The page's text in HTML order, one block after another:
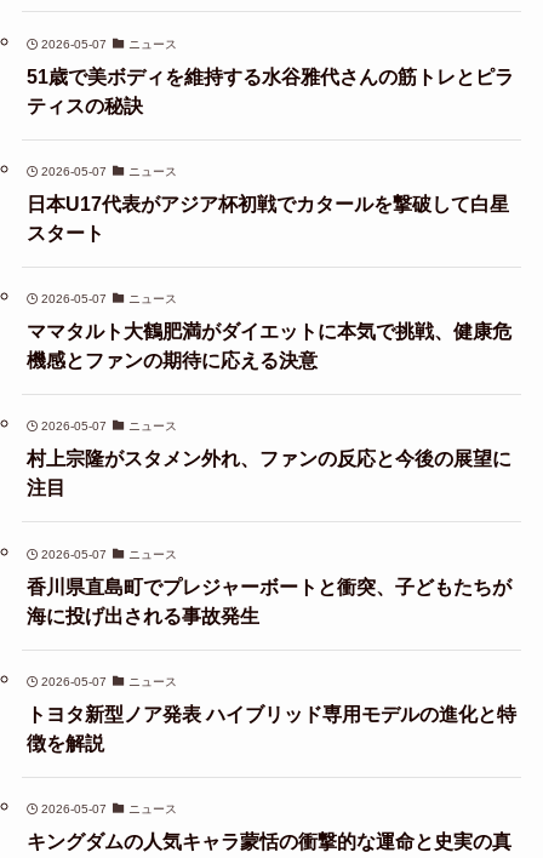
2026-05-07 ニュース
51歳で美ボディを維持する水谷雅代さんの筋トレとピラ
ティスの秘訣
2026-05-07 ニュース
日本U17代表がアジア杯初戦でカタールを撃破して白星
スタート
2026-05-07 ニュース
ママタルト大鶴肥満がダイエットに本気で挑戦、健康危
機感とファンの期待に応える決意
2026-05-07 ニュース
村上宗隆がスタメン外れ、ファンの反応と今後の展望に
注目
2026-05-07 ニュース
香川県直島町でプレジャーボートと衝突、子どもたちが
海に投げ出される事故発生
2026-05-07 ニュース
トヨタ新型ノア発表 ハイブリッド専用モデルの進化と特
徴を解説
2026-05-07 ニュース
キングダムの人気キャラ蒙恬の衝撃的な運命と史実の真